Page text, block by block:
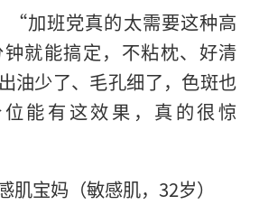
“加班党真的太需要这种高
就能搞定，不粘枕、好清
油少了、毛孔细了，色斑也
能有这效果，真的很惊
肌宝妈（敏感肌，32岁）